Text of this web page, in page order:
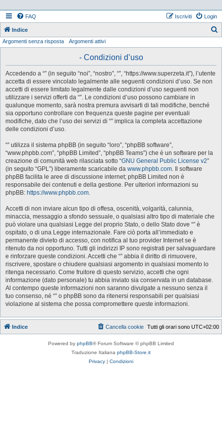
FAQ Login
Iscriviti
Indice
Argomenti senza risposta Argomenti attivi
- Condizioni d’uso
Accedendo a “” (in seguito “noi”, “nostro”, “”, “https://www.superzeta.it”), l’utente
accetta di essere vincolato legalmente alle seguenti condizioni d’uso. Se non
accetti di essere limitato legalmente dalle condizioni d’uso seguenti non
utilizzare i servizi offerti da “”. Le condizioni d’uso possono cambiare in
qualunque momento, sarà nostra premura avvisarti di tali modifiche, benché
sia opportuno controllare con frequenza queste pagine per eventuali
modifiche, dato che l’uso dei servizi di “” implica la completa accettazione
delle condizioni d’uso.
“” utilizza il sistema phpBB (in seguito “loro”, “phpBB software”,
“www.phpbb.com”, “phpBB Limited”, “phpBB Teams”) che è un software per la
creazione di comunità web rilasciata sotto “GNU General Public License v2”
(in seguito “GPL”) liberamente scaricabile da www.phpbb.com. Il software
phpBB facilita le aree di discussione internet; phpBB Limited non è
responsabile dei contenuti e della gestione. Per ulteriori informazioni su
phpBB: https://www.phpbb.com.
Accetti di non inviare alcun tipo di offesa, oscenità, volgarità, calunnia,
minaccia, messaggio a sfondo sessuale, o qualsiasi altro tipo di materiale che
può violare una qualsiasi Legge del proprio Stato, o dello Stato dove “” è
ospitato, o di una Legge internazionale. Fare ciò porta all’immediato e
permanente divieto di accesso, con notifica al tuo provider Internet se è
ritenuto da noi opportuno. Tutti gli indirizzi IP sono registrati per salvaguardare
e rinforzare queste condizioni. Accetti che “” abbia il diritto di rimuovere,
riscrivere, spostare o chiudere qualsiasi argomento in qualsiasi momento lo
ritenga necessario. Come fruitore di questo servizio, accetti che ogni
informazione (dato personale) tu abbia inviato sia conservata in un database.
Al contempo queste informazioni non saranno divulgate a nessuno senza il
tuo consenso, né “” o phpBB sono da ritenersi responsabili per qualsiasi
violazione al sistema che possa compromettere queste informazioni.
Indice Tutti gli orari sono UTC+02:00
Cancella cookie
Powered by phpBB® Forum Software © phpBB Limited
Traduzione Italiana phpBB-Store.it
Privacy | Condizioni